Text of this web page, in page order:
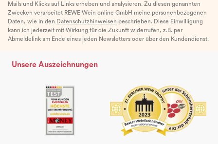
Mails und Klicks auf Links erheben und analysieren. Zu diesen genannten
Zwecken verarbeitet REWE Wein online GmbH meine personenbezogenen
Daten, wie in den Datenschutzhinweisen beschrieben. Diese Einwilligung
kann ich jederzeit mit Wirkung für die Zukunft widerrufen, z.B. per
Abmeldelink am Ende eines jeden Newsletters oder über den Kundendienst.
Unsere Auszeichnungen